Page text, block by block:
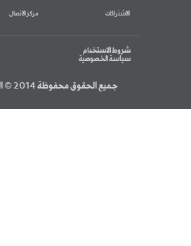
الاشتراكات مركز الاتصال
شروط الاستخدام
سياسة الخصوصية
جميع الحقوق محفوظة 2014 © الجزيرة